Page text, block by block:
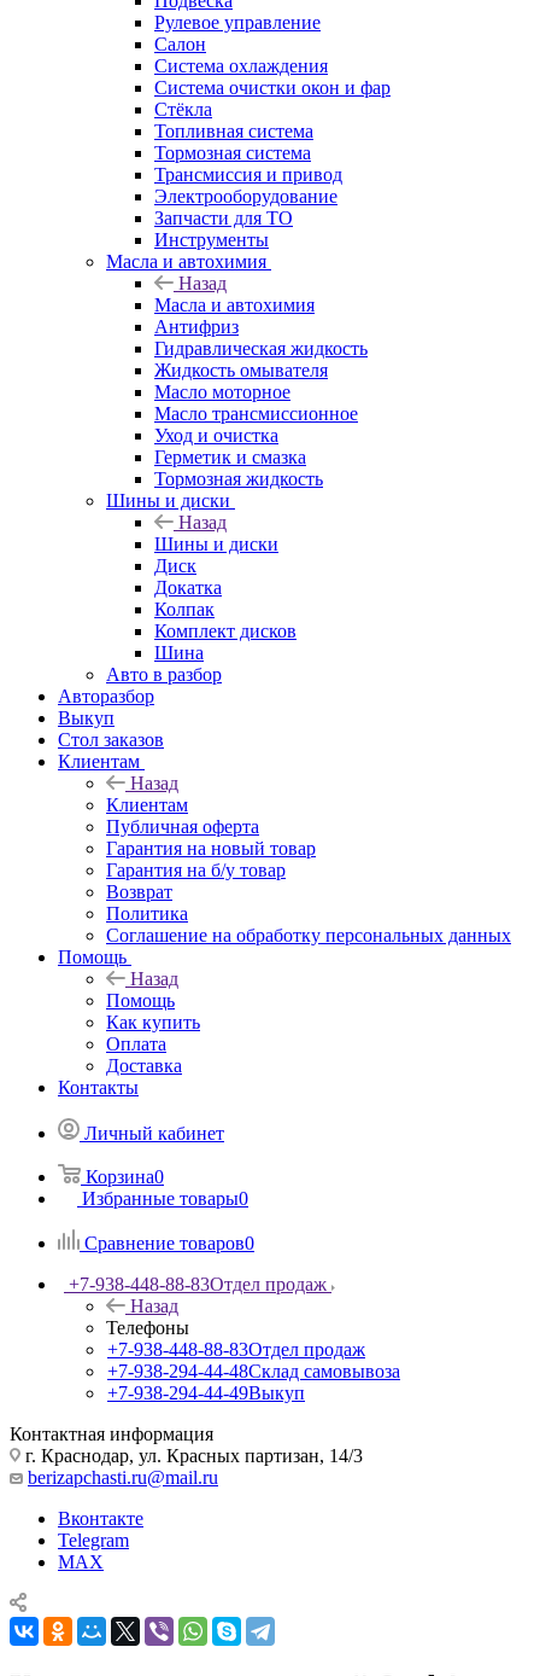
Рулевое управление
Салон
Система охлаждения
Система очистки окон и фар
Стёкла
Топливная система
Тормозная система
Трансмиссия и привод
Электрооборудование
Запчасти для ТО
Инструменты
Масла и автохимия
Назад
Масла и автохимия
Антифриз
Гидравлическая жидкость
Жидкость омывателя
Масло моторное
Масло трансмиссионное
Уход и очистка
Герметик и смазка
Тормозная жидкость
Шины и диски
Назад
Шины и диски
Диск
Докатка
Колпак
Комплект дисков
Шина
Авто в разбор
Авторазбор
Выкуп
Стол заказов
Клиентам
Назад
Клиентам
Публичная оферта
Гарантия на новый товар
Гарантия на б/у товар
Возврат
Политика
Соглашение на обработку персональных данных
Помощь
Назад
Помощь
Как купить
Оплата
Доставка
Контакты
Личный кабинет
Корзина0
Избранные товары0
Сравнение товаров0
+7-938-448-88-83Отдел продаж
Назад
Телефоны
+7-938-448-88-83Отдел продаж
+7-938-294-44-48Склад самовывоза
+7-938-294-44-49Выкуп
Контактная информация
г. Краснодар, ул. Красных партизан, 14/3
berizapchasti.ru@mail.ru
Вконтакте
Telegram
MAX